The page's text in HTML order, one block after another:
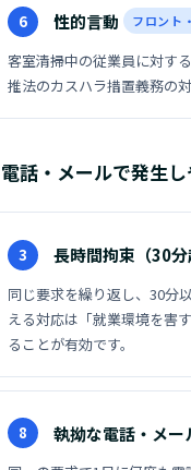
6 性的言動 フロント
客室清掃中の従業員に対す
推法のカスハラ措置義務の
電話・メールで発生
3 長時間拘束（30分
同じ要求を繰り返し、30分
える対応は「就業環境を害
ることが有効です。
8 執拗な電話・メー